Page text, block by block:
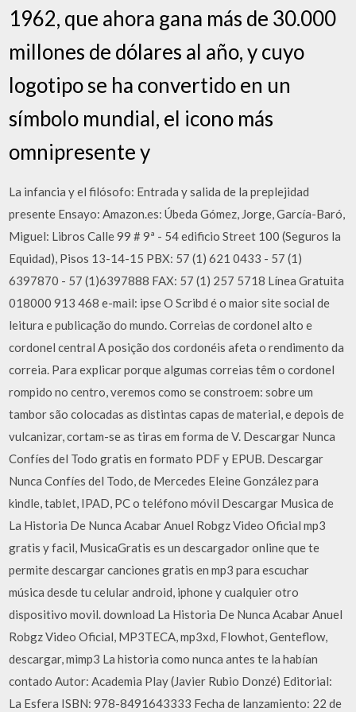
1962, que ahora gana más de 30.000
millones de dólares al año, y cuyo
logotipo se ha convertido en un
símbolo mundial, el icono más
omnipresente y
La infancia y el filósofo: Entrada y salida de la preplejidad
presente Ensayo: Amazon.es: Úbeda Gómez, Jorge, García-Baró,
Miguel: Libros Calle 99 # 9ª - 54 edificio Street 100 (Seguros la
Equidad), Pisos 13-14-15 PBX: 57 (1) 621 0433 - 57 (1)
6397870 - 57 (1)6397888 FAX: 57 (1) 257 5718 Línea Gratuita
018000 913 468 e-mail: ipse O Scribd é o maior site social de
leitura e publicação do mundo. Correias de cordonel alto e
cordonel central A posição dos cordonéis afeta o rendimento da
correia. Para explicar porque algumas correias têm o cordonel
rompido no centro, veremos como se constroem: sobre um
tambor são colocadas as distintas capas de material, e depois de
vulcanizar, cortam-se as tiras em forma de V. Descargar Nunca
Confíes del Todo gratis en formato PDF y EPUB. Descargar
Nunca Confíes del Todo, de Mercedes Eleine González para
kindle, tablet, IPAD, PC o teléfono móvil Descargar Musica de
La Historia De Nunca Acabar Anuel Robgz Video Oficial mp3
gratis y facil, MusicaGratis es un descargador online que te
permite descargar canciones gratis en mp3 para escuchar
música desde tu celular android, iphone y cualquier otro
dispositivo movil. download La Historia De Nunca Acabar Anuel
Robgz Video Oficial, MP3TECA, mp3xd, Flowhot, Genteflow,
descargar, mimp3 La historia como nunca antes te la habían
contado Autor: Academia Play (Javier Rubio Donzé) Editorial:
La Esfera ISBN: 978-8491643333 Fecha de lanzamiento: 22 de